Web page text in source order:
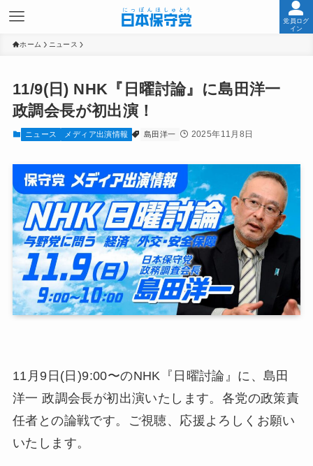
党員ログ
イン
ホーム ニュース
11/9(日) NHK『日曜討論』に島田洋一
政調会長が初出演！
ニュース メディア出演情報 島田洋一 2025年11月8日
11月9日(日)9:00〜のNHK『日曜討論』に、島田
洋一 政調会長が初出演いたします。各党の政策責
任者との論戦です。ご視聴、応援よろしくお願い
いたします。